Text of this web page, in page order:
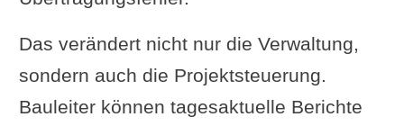
Das verändert nicht nur die Verwaltung,
sondern auch die Projektsteuerung.
Bauleiter können tagesaktuelle Berichte